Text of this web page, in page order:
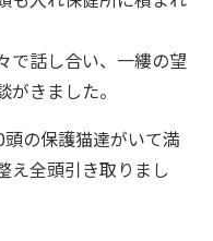
で話し合い、一縷の望
きました。
の保護猫達がいて満
え全頭引き取りまし